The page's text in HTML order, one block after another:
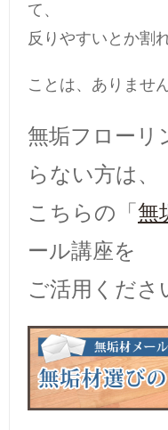
て、
反りやすいとか割
ことは、ありませ
無垢フローリ
らない方は、
こちらの「 無
ール講座を
ご活用くださ